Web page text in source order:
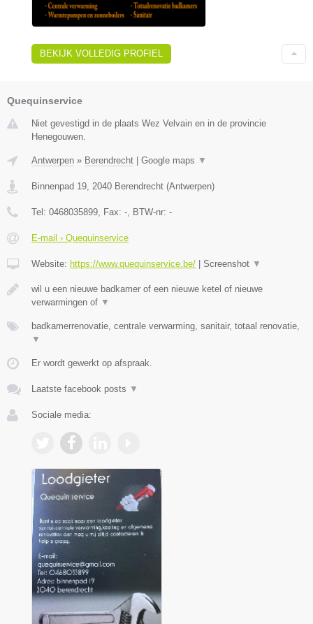
BEKIJK VOLLEDIG PROFIEL
Quequinservice
Niet gevestigd in de plaats Wez Velvain en in de provincie
Henegouwen.
Antwerpen » Berendrecht Google maps ▼
Binnenpad 19, 2040 Berendrecht (Antwerpen)
Tel: 0468035899, Fax: -, BTW-nr: -
E-mail › Quequinservice
Website: https://www.quequinservice.be/ Screenshot ▼
wil u een nieuwe badkamer of een nieuwe ketel of nieuwe
verwarmingen of ▼
badkamerrenovatie, centrale verwarming, sanitair, totaal renovatie,
▼
Er wordt gewerkt op afspraak.
Laatste facebook posts ▼
Sociale media: